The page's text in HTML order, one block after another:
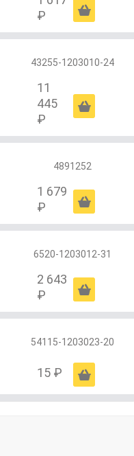
₽
Ä
43255-1203010-24
11
445
₽
Ä
4891252
1 679
₽
Ä
6520-1203012-31
2 643
₽
Ä
54115-1203023-20
15 ₽ Ä